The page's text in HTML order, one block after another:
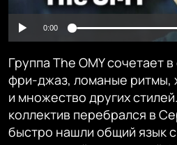
720p
0:00
Группа The OMY сочетает
фри-джаз, ломаные ритмы,
и множество других
коллектив перебрался в
быстро нашли общий язык